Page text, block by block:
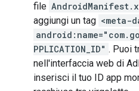
file
aggiungi un tag <meta-
PPLICATION_ID" . Puoi
nell'interfaccia web di
inserisci il tuo ID app